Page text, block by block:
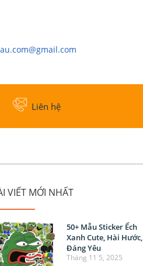
Liên hệ
VIẾT MỚI NHẤT
50+ Mẫu Sticker Ếch
Xanh Cute, Hài Hước,
Đáng Yêu
Tháng 11 5, 2025